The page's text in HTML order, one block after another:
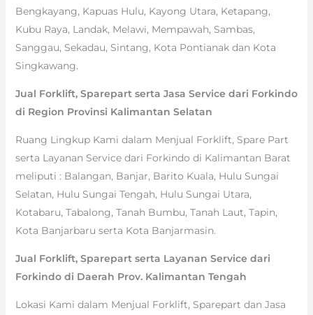
Bengkayang, Kapuas Hulu, Kayong Utara, Ketapang,
Kubu Raya, Landak, Melawi, Mempawah, Sambas,
Sanggau, Sekadau, Sintang, Kota Pontianak dan Kota
Singkawang.
Jual Forklift, Sparepart serta Jasa Service dari Forkindo
di Region Provinsi Kalimantan Selatan
Ruang Lingkup Kami dalam Menjual Forklift, Spare Part
serta Layanan Service dari Forkindo di Kalimantan Barat
meliputi : Balangan, Banjar, Barito Kuala, Hulu Sungai
Selatan, Hulu Sungai Tengah, Hulu Sungai Utara,
Kotabaru, Tabalong, Tanah Bumbu, Tanah Laut, Tapin,
Kota Banjarbaru serta Kota Banjarmasin.
Jual Forklift, Sparepart serta Layanan Service dari
Forkindo di Daerah Prov. Kalimantan Tengah
Lokasi Kami dalam Menjual Forklift, Sparepart dan Jasa